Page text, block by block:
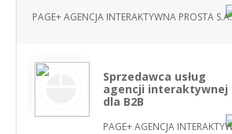
PAGE+ AGENCJA INTERAKTYWNA PROSTA S.A.
Sprzedawca usług
agencji interaktywnej
dla B2B
PAGE+ AGENCJA